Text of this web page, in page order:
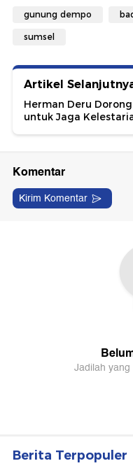
gunung dempo
sumsel
Artikel
Herman Deru
untuk Jaga
Berita Terpopuler